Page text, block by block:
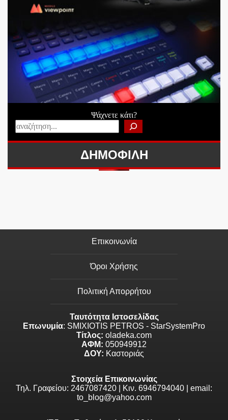
Ψάχνετε κάτι?
ΔΗΜΟΦΙΛΗ
Επικοινωνία
Όροι Χρήσης
Πολιτική Απορρήτου
Ταυτότητα Ιστοσελίδας
Επωνυμία: SMIXIOTIS PETROS - StarSystemPro
Τίτλος: oladeka.com
ΑΦΜ: 050949912
ΔΟΥ: Καστοριάς
Στοιχεία Επικοινωνίας
Τηλ. Γραφείου: 2467087420 | Κιν. 6946794040 | email:
to_blog@yahoo.com